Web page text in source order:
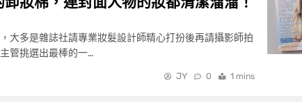
大多是雜誌社請專業妝髮設計師精心打扮後再請攝影師拍
管挑選出最棒的一…
JY 0 1 mins